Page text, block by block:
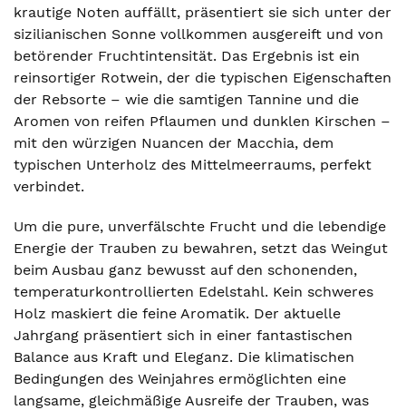
krautige Noten auffällt, präsentiert sie sich unter der
sizilianischen Sonne vollkommen ausgereift und von
betörender Fruchtintensität. Das Ergebnis ist ein
reinsortiger Rotwein, der die typischen Eigenschaften
der Rebsorte – wie die samtigen Tannine und die
Aromen von reifen Pflaumen und dunklen Kirschen –
mit den würzigen Nuancen der Macchia, dem
typischen Unterholz des Mittelmeerraums, perfekt
verbindet.
Um die pure, unverfälschte Frucht und die lebendige
Energie der Trauben zu bewahren, setzt das Weingut
beim Ausbau ganz bewusst auf den schonenden,
temperaturkontrollierten Edelstahl. Kein schweres
Holz maskiert die feine Aromatik. Der aktuelle
Jahrgang präsentiert sich in einer fantastischen
Balance aus Kraft und Eleganz. Die klimatischen
Bedingungen des Weinjahres ermöglichten eine
langsame, gleichmäßige Ausreife der Trauben, was